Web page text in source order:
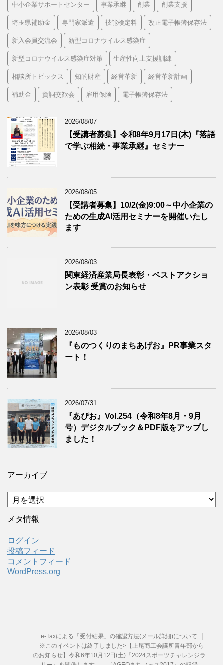
中小企業サポートセンター 事業承継 創業 創業支援
埼玉県補助金 専門家派遣 技能検定料 改正電子帳簿保存法
新入会員交流会 新型コロナウイルス感染症
新型コロナウイルス感染症対策 生産性向上支援訓練
相談所トピックス 知的財産 経営革新 経営革新計画
補助金 賀詞交歓会 雇用保険 電子帳簿保存法
2026/08/07
【受講者募集】令和8年9月17日(木)『落語
で学ぶ相続・事業承継』セミナー
2026/08/05
【受講者募集】10/2(金)9:00～中小企業の
ための生成AI活用セミナーを開催いたし
ます
2026/08/03
関東経済産業局長表彰・ベストアクショ
ン表彰 受賞のお知らせ
2026/08/03
『ものつくりのまちあげお』PR事業スタ
ート！
2026/07/31
『あぴお』Vol.254（令和8年8月・9月
号）デジタルブック＆PDF版をアップし
ました！
アーカイブ
ア
ー
カ
ブ
メタ情報
ログイン
投稿フィード
コメントフィード
WordPress.org
e-Taxによる「受付結果」の確認方法(メール詳細)について
※このイベントは終了しました>【上尾商工会議所青年部から
のお知らせ】令和6年10月12日(土)『2024スポーツチャレンジラ